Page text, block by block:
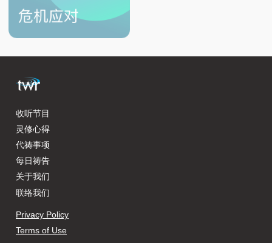
收听节目
灵修心得
代祷事项
每日祷告
关于我们
联络我们
Privacy Policy
Terms of Use